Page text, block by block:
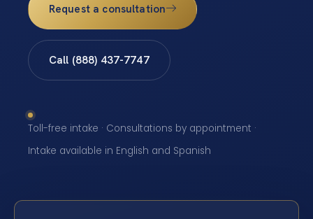
Request a consultation
Call (888) 437-7747
Toll-free intake · Consultations by appointment ·
Intake available in English and Spanish